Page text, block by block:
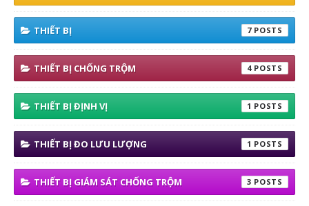
THIẾT BỊ 7
THIẾT BỊ CHỐNG TRỘM 4
THIẾT BỊ ĐỊNH VỊ 1
THIẾT BỊ ĐO LƯU LƯỢNG 1
THIẾT BỊ GIÁM SÁT CHỐNG TRỘM 3